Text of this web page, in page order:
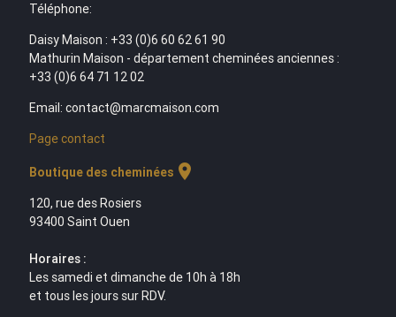
Téléphone:
Daisy Maison : +33 (0)6 60 62 61 90
Mathurin Maison - département cheminées anciennes :
+33 (0)6 64 71 12 02
Email: contact@marcmaison.com
Page contact
Boutique des cheminées location_on
120, rue des Rosiers
93400 Saint Ouen
Horaires :
Les samedi et dimanche de 10h à 18h
et tous les jours sur RDV.